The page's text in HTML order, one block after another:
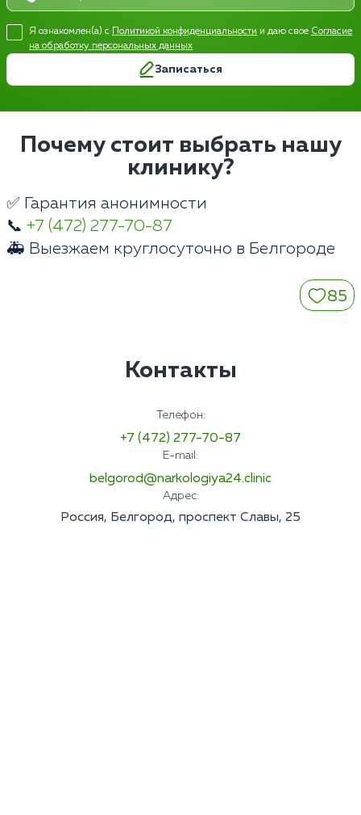
Я ознакомлен(а) с Политикой конфиденциальности и даю свое Согласие
на обработку персональных данных
Записаться
Почему стоит выбрать нашу
клинику?
✅ Гарантия анонимности
📞 +7 (472) 277-70-87
🚑 Выезжаем круглосуточно в Белгороде
85
Контакты
Телефон:
+7 (472) 277-70-87
E-mail:
belgorod@narkologiya24.clinic
Адрес:
Россия, Белгород, проспект Славы, 25